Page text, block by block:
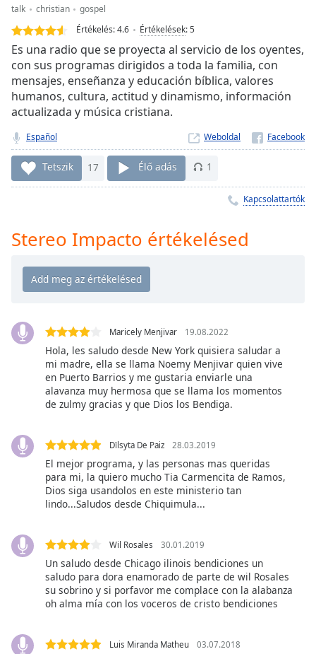
Loaded:
0.00%
Stream
TypeLIVE
Seek to
currently
behind
Remaining
Time-
Chapters
descriptions
selected
settings
opens
subtitles
settings
dialog
selected
Picture
Fullscreen
talk christian
gospel
Értékelés:4.6 Értékelések:5
Es una radio que se proyecta al servicio de los oyentes,
con sus programas dirigidos a toda la familia, con
mensajes, enseñanza y educación bíblica, valores
humanos, cultura, actitud y dinamismo, información
actualizada y música cristiana.
Español Weboldal
Tetszik 17 Élő adás 1
Kapcsolattartók
Stereo Impacto értékelésed
Maricely Menjivar 19.08.2022
Hola, les saludo desde New York quisiera saludar a
mi madre, ella se llama Noemy Menjivar quien vive
en Puerto Barrios y me gustaria enviarle una
alavanza muy hermosa que se llama los momentos
de zulmy gracias y que Dios los Bendiga.
Dïlsyta De Paiz 28.03.2019
El mejor programa, y las personas mas queridas
para mi, la quiero mucho Tia Carmencita de Ramos,
Dios siga usandolos en este ministerio tan
lindo...Saludos desde Chiquimula...
Wil Rosales 30.01.2019
Un saludo desde Chicago ilinois bendiciones un
saludo para dora enamorado de parte de wil Rosales
su sobrino y si porfavor me complace con la alabanza
oh alma mía con los voceros de cristo bendiciones
Luis Miranda Matheu 03.07.2018